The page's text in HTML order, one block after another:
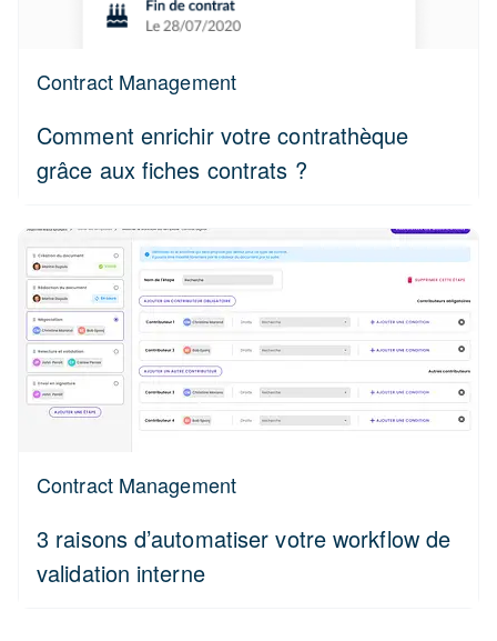
Contract Management
Comment enrichir votre contrathèque
grâce aux fiches contrats ?
Contract Management
3 raisons d’automatiser votre workflow de
validation interne